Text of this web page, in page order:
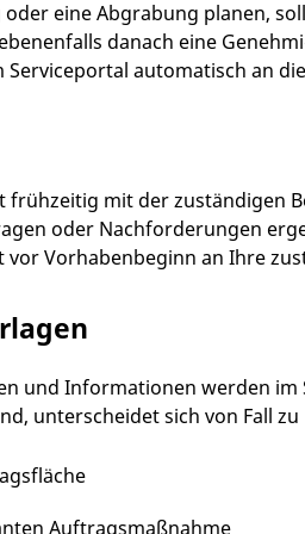
eine Abgrabung planen,
danach eine
Serviceportal automatisch an
frühzeitig mit der zuständigen
oder Nachforderungen
Vorhabenbeginn an Ihre
und Informationen werden
unterscheidet sich von Fall
Auftragsmaßnahme